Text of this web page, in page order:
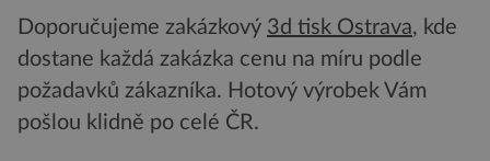
Doporučujeme zakázkový 3d tisk Ostrava, kde
dostane každá zakázka cenu na míru podle
požadavků zákazníka. Hotový výrobek Vám
pošlou klidně po celé ČR.